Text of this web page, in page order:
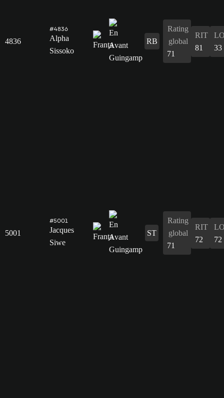
4836
#4836
Alpha
Sissoko
RB
Rating
global
71
RIT
81
33
5001
#5001
Jacques
Siwe
ST
Rating
global
71
RIT
72
72